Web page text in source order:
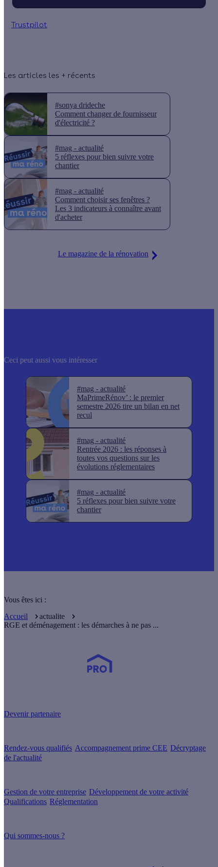
Trustpilot
Les articles les + récents
#sonya drideche
Comment changer de fournisseur
d'électricité ?
#mag - actualité
5 réflexes pour bien suivre votre
chantier
#mag - actualité
Comment choisir ses fenêtres ?
Les 3 indicateurs à connaître avant
d'acheter
Le magazine de la rénovation
Ceci peut aussi vous intéresser
#mag - actualité
MaPrimeRénov’ : le premier
semestre 2026 tire un bilan en net
recul
#mag - actualité
Rentrée 2026 : les réponses à
toutes vos questions sur les
évolutions réglementaires
#mag - actualité
5 réflexes pour bien suivre votre
chantier
Vous êtes ici :
Accueil
actualite
RGE et déménagement : les démarches à ne pas ...
Devenir partenaire
Rendez-vous qualifiés Accompagnement prime CEE Décryptage
de l'actualité
Gestion de votre entreprise Développement de votre activité
Qualifications Réglementation
Qui sommes-nous ?